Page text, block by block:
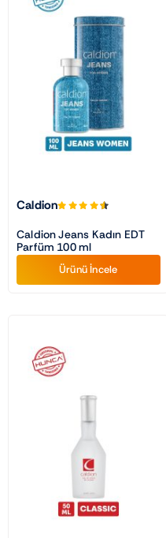
Caldion
Caldion Jeans Kadın EDT
Parfüm 100 ml
Ürünü İncele